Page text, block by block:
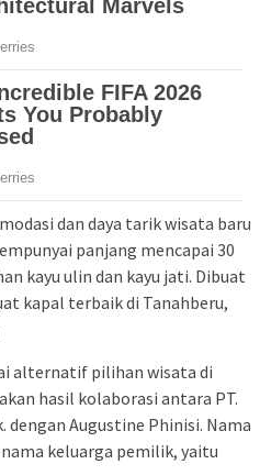
dan daya tarik wisata baru
panjang mencapai 30
kayu ulin dan kayu jati. Dibuat
kapal terbaik di Tanahberu,
alternatif pilihan wisata di
hasil kolaborasi antara PT.
dengan Augustine Phinisi. Nama
keluarga pemilik, yaitu